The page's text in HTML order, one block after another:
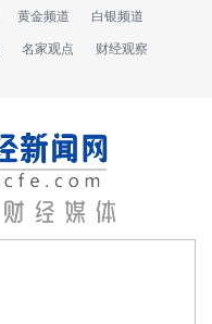
黄金频道 白银频道
名家观点 财经观察